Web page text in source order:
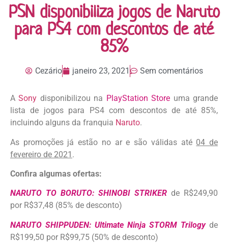
PSN disponibiliza jogos de Naruto
para PS4 com descontos de até
85%
Cezário janeiro 23, 2021 Sem comentários
ASony disponibilizou na PlayStation Store uma grande
lista de jogos para PS4 com descontos de até 85%,
incluindo alguns da franquia Naruto.
As promoções já estão no ar e são válidas até 04 de
fevereiro de 2021 .
Confira algumas ofertas:
NARUTO TO BORUTO: SHINOBI STRIKER de R$249,90
por R$37,48 (85% de desconto)
NARUTO SHIPPUDEN: Ultimate Ninja STORM Trilogy de
R$199,50 por R$99,75 (50% de desconto)